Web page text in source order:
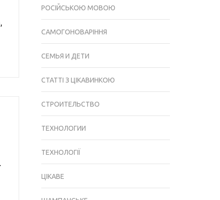
РОСІЙСЬКОЮ МОВОЮ
САМОГОНОВАРІННЯ
СЕМЬЯ И ДЕТИ
СТАТТІ З ЦІКАВИНКОЮ
СТРОИТЕЛЬСТВО
ТЕХНОЛОГИИ
ТЕХНОЛОГІЇ
ЦІКАВЕ